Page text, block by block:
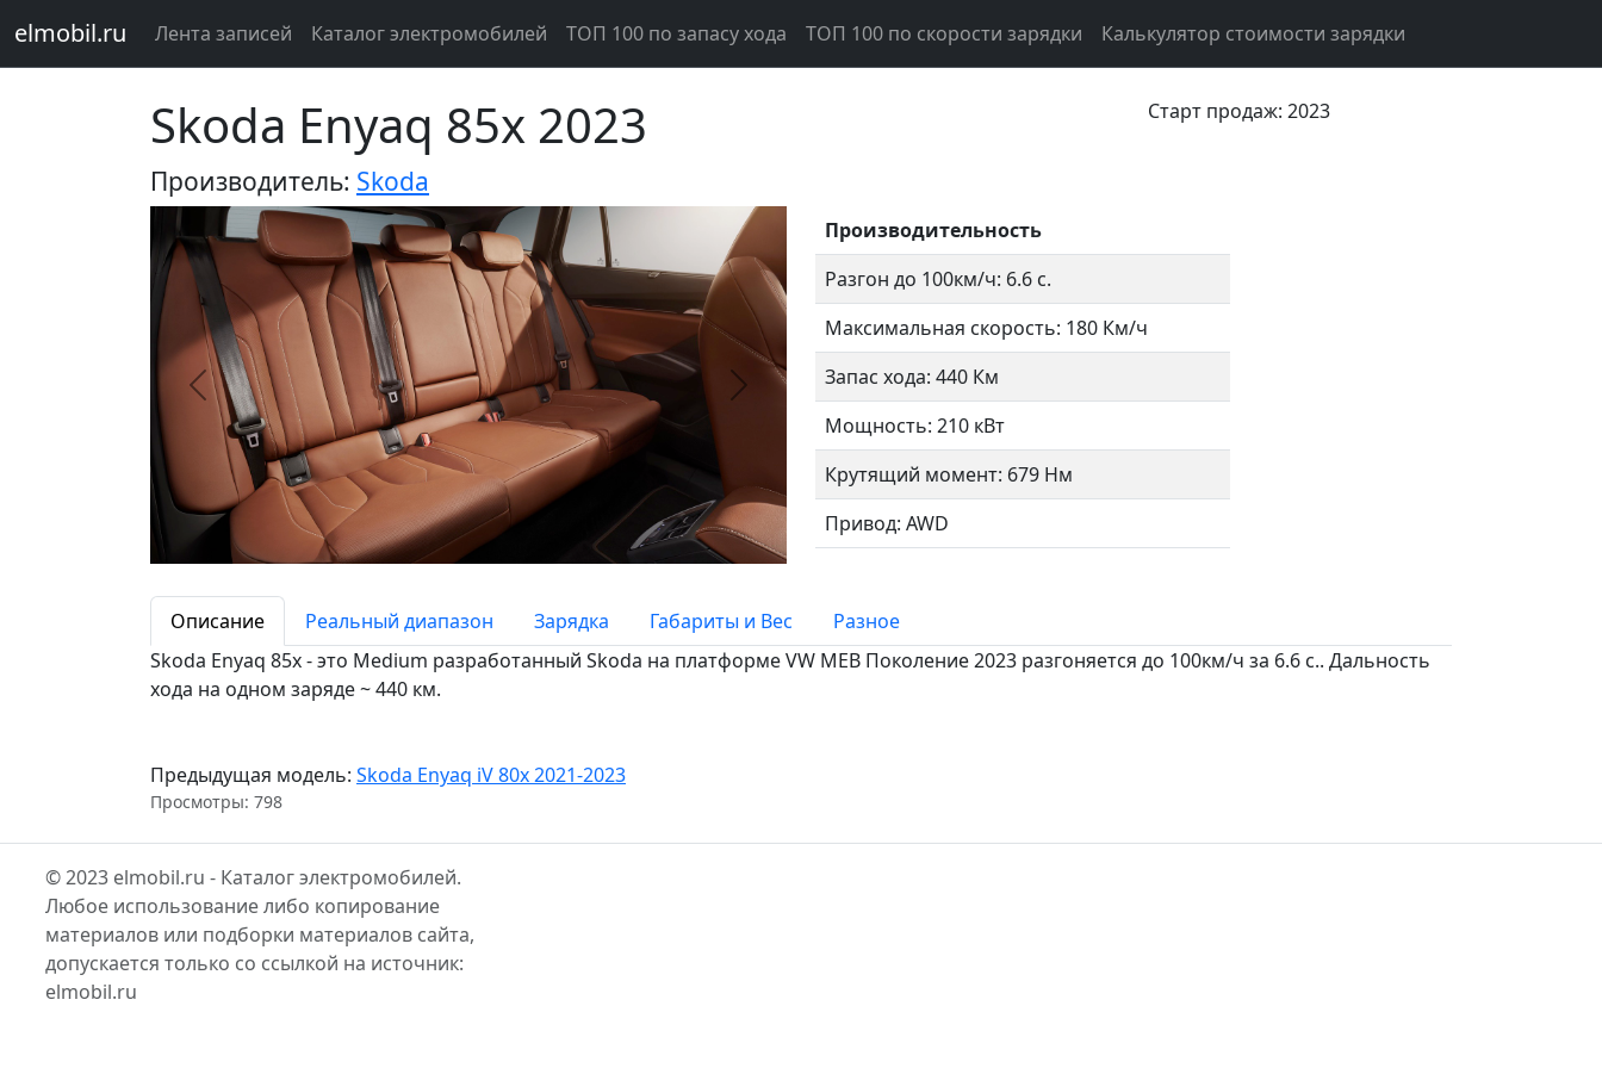
elmobil.ru Лента записей Каталог электромобилей ТОП 100 по запасу хода ТОП 100 по скорости зарядки Калькулятор стоимости зарядки
Skoda Enyaq 85x 2023
Производитель: Skoda
Старт продаж: 2023
Предыдущий Следующий
Производительность
Разгон до 100км/ч: 6.6 с.
Максимальная скорость: 180 Км/ч
Запас хода: 440 Км
Мощность: 210 кВт
Крутящий момент: 679 Нм
Привод: AWD
Описание Реальный диапазон Зарядка Габариты и Вес
Разное
Skoda Enyaq 85x - это Medium разработанный Skoda на платформе VW MEB Поколение 2023 разгоняется до 100км/ч за 6.6 c.. Дальность
хода на одном заряде ~ 440 км.
Предыдущая модель: Skoda Enyaq iV 80x 2021-2023
Просмотры: 798
© 2023 elmobil.ru - Каталог электромобилей.
Любое использование либо копирование
материалов или подборки материалов сайта,
допускается только со ссылкой на источник:
elmobil.ru